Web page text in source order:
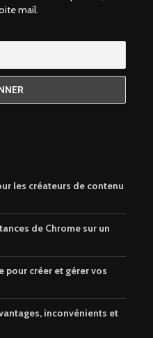
mail.
les créateurs de contenu
de Chrome sur un
pour créer et gérer vos
inconvénients et